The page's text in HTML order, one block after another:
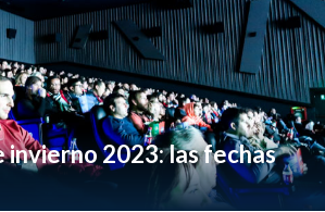
invierno 2023: las fechas